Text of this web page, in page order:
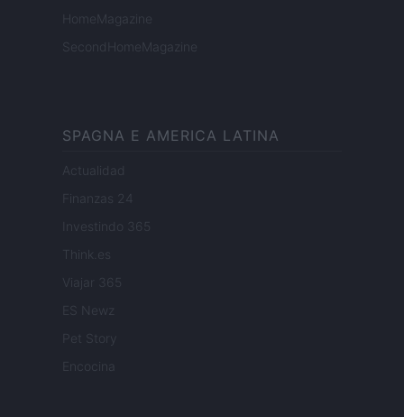
HomeMagazine
SecondHomeMagazine
SPAGNA E AMERICA LATINA
Actualidad
Finanzas 24
Investindo 365
Think.es
Viajar 365
ES Newz
Pet Story
Encocina